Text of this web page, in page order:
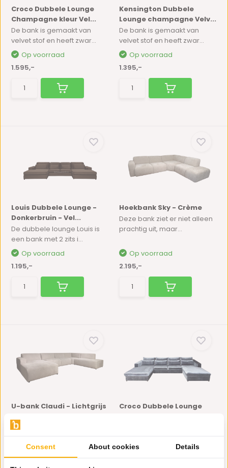
Croco Dubbele Lounge
Champagne kleur Vel...
De bank is gemaakt van
velvet stof en heeft zwar...
Op voorraad
1.595,-
Kensington Dubbele
Lounge champagne Velv...
De bank is gemaakt van
velvet stof en heeft zwar...
Op voorraad
1.395,-
Louis Dubbele Lounge -
Donkerbruin - Vel...
De dubbele lounge Louis is
een bank met 2 zits i...
Op voorraad
1.195,-
Hoekbank Sky - Crème
Deze bank ziet er niet alleen
prachtig uit, maar...
Op voorraad
2.195,-
U-bank Claudi - Lichtgrijs
Deze bank ziet er niet alleen
prachtig uit, maar...
Op voorraad
2.895,-
Croco Dubbele Lounge
velvet stof en heeft zwar...
Op voorraad
Consent About cookies Details